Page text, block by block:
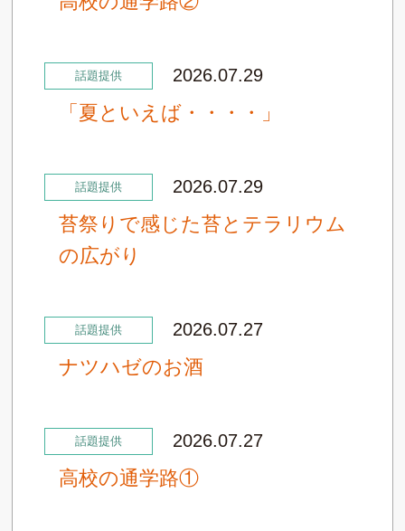
話題提供 2026.07.29
「夏といえば・・・・」
話題提供 2026.07.29
苔祭りで感じた苔とテラリウム
の広がり
話題提供 2026.07.27
ナツハゼのお酒
話題提供 2026.07.27
高校の通学路①